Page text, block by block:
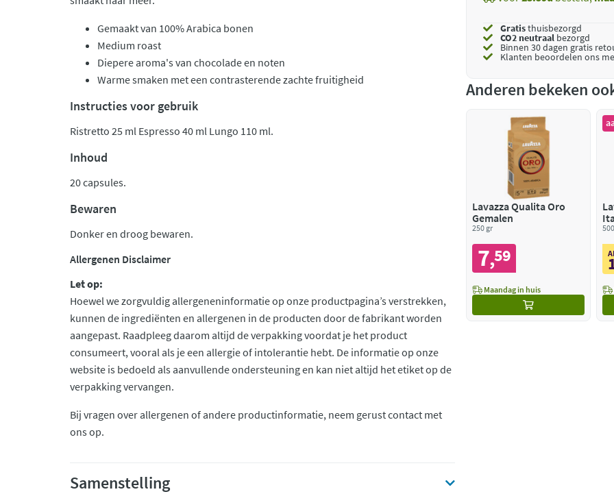
Gemaakt van 100% Arabica bonen
Medium roast
Diepere aroma's van chocolade en noten
Warme smaken met een contrasterende zachte fruitigheid
Instructies voor gebruik
Ristretto 25 ml Espresso 40 ml Lungo 110 ml.
Inhoud
20 capsules.
Bewaren
Donker en droog bewaren.
Allergenen Disclaimer
Let op:
Hoewel we zorgvuldig allergeneninformatie op onze productpagina’s verstrekken,
kunnen de ingrediënten en allergenen in de producten door de fabrikant worden
aangepast. Raadpleeg daarom altijd de verpakking voordat je het product
consumeert, vooral als je een allergie of intolerantie hebt. De informatie op onze
website is bedoeld als aanvullende ondersteuning en kan niet altijd het etiket op de
verpakking vervangen.
Bij vragen over allergenen of andere productinformatie, neem gerust contact met
ons op.
Samenstelling
Gratisthuisbezorgd
CO2 neutraal bezorgd
Binnen 30 dagen gratis
Klanten beoordelen ons
Anderen bekeken
Lavazza Qualita Oro
Gemalen
250 gr
7,59
Maandag in huis